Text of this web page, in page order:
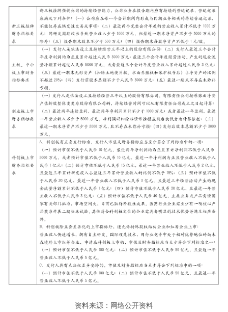
资料来源：网络公开资料